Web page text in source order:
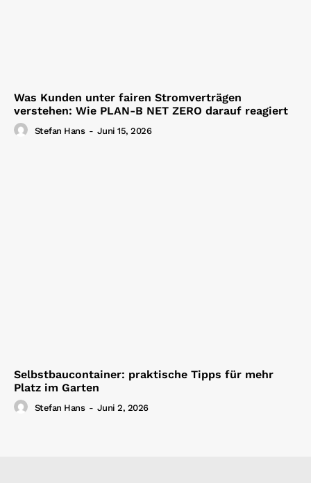
Was Kunden unter fairen Stromverträgen
verstehen: Wie PLAN-B NET ZERO darauf reagiert
Stefan Hans - Juni 15, 2026
Selbstbaucontainer: praktische Tipps für mehr
Platz im Garten
Stefan Hans - Juni 2, 2026